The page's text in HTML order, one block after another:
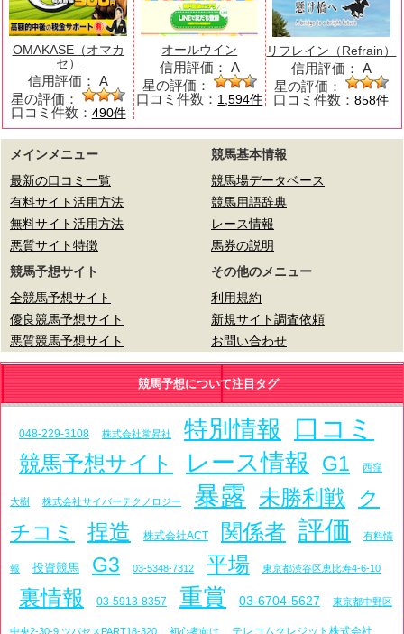
OMAKASE（オマカ
セ）
信用評価： A
星の評価：
口コミ件数： 490件
オールウイン
信用評価： A
星の評価：
口コミ件数： 1,594件
リフレイン（Refrain）
信用評価： A
星の評価：
口コミ件数：858件
メインメニュー
最新の口コミ一覧
有料サイト活用方法
無料サイト活用方法
悪質サイト特徴
競馬基本情報
競馬場データベース
競馬用語辞典
レース情報
馬券の説明
競馬予想サイト
全競馬予想サイト
優良競馬予想サイト
悪質競馬予想サイト
その他のメニュー
利用規約
新規サイト調査依頼
お問い合わせ
競馬予想について注目タグ
048-229-3108 株式会社常昇社 特別情報 口コミ
競馬予想サイト レース情報 G1 西窪
大樹 株式会社サイバーテクノロジー 暴露 未勝利戦
ク
チコミ
捏造 株式会社ACT 関係者 評価 有料情
報 投資競馬 G3 03-5348-7312 平場 東京都渋谷区恵比寿4-6-10
裏情報 03-5913-8357 重賞 03-6704-5627 東京都中野区
中央2-30-9 ツバセスPART18-320 初心者向け テレコムクレジット株式会社